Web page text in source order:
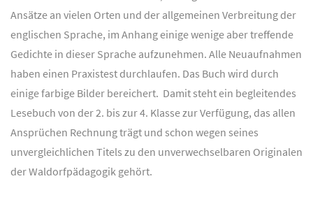
Ansätze an vielen Orten und der allgemeinen Verbreitung der
englischen Sprache, im Anhang einige wenige aber treffende
Gedichte in dieser Sprache aufzunehmen. Alle Neuaufnahmen
haben einen Praxistest durchlaufen. Das Buch wird durch
einige farbige Bilder bereichert. Damit steht ein begleitendes
Lesebuch von der 2. bis zur 4. Klasse zur Verfügung, das allen
Ansprüchen Rechnung trägt und schon wegen seines
unvergleichlichen Titels zu den unverwechselbaren Originalen
der Waldorfpädagogik gehört.